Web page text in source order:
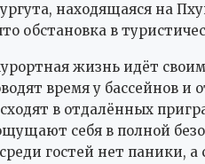
находящаяся на
обстановка в
жизнь идёт
время у бассейнов
в отдалённых
себя в полной
гостей нет паники,